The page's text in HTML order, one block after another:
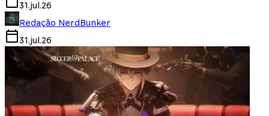
31.jul.26
Redação NerdBunker
31.jul.26